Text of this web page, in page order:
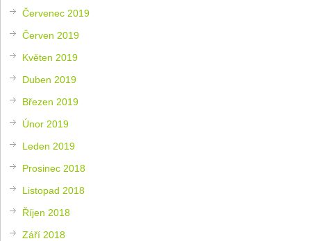
Červenec 2019
Červen 2019
Květen 2019
Duben 2019
Březen 2019
Únor 2019
Leden 2019
Prosinec 2018
Listopad 2018
Říjen 2018
Září 2018